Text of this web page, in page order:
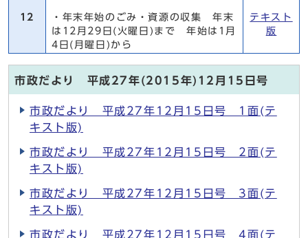
12
・年末年始のごみ・資源の収集 年末
は12月29日(火曜日)まで 年始は1月
4日(月曜日)から
テキスト
版
市政だより 平成27年(2015年)12月15日号
市政だより 平成27年12月15日号 1面(テ
キスト版)
市政だより 平成27年12月15日号 2面(テ
キスト版)
市政だより 平成27年12月15日号 3面(テ
キスト版)
市政だより 平成27年12月15日号 4面(テ